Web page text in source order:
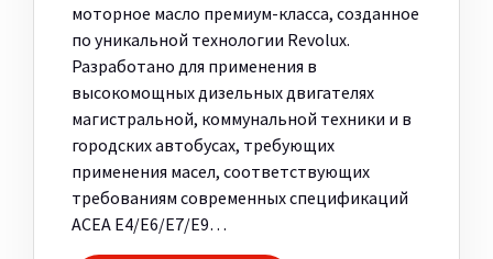
моторное масло премиум-класса, созданное
по уникальной технологии Revolux.
Разработано для применения в
высокомощных дизельных двигателях
магистральной, коммунальной техники и в
городских автобусах, требующих
применения масел, соответствующих
требованиям современных спецификаций
ACEA E4/E6/E7/E9…